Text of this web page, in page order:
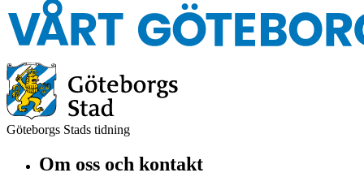
Göteborgs Stads tidning
Om oss och kontakt